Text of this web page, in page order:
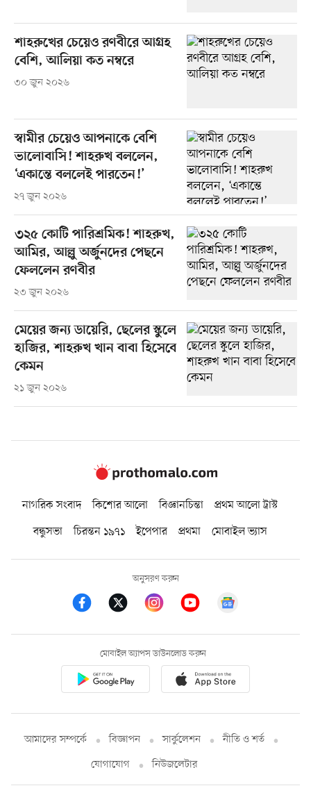
শাহরুখের চেয়েও রণবীরে আগ্রহ
বেশি, আলিয়া কত নম্বরে
৩০ জুন ২০২৬
স্বামীর চেয়েও আপনাকে বেশি
ভালোবাসি! শাহরুখ বললেন,
‘একান্তে বললেই পারতেন!’
২৭ জুন ২০২৬
৩২৫ কোটি পারিশ্রমিক! শাহরুখ,
আমির, আল্লু অর্জুনদের পেছনে
ফেললেন রণবীর
২৩ জুন ২০২৬
মেয়ের জন্য ডায়েরি, ছেলের স্কুলে
হাজির, শাহরুখ খান বাবা হিসেবে
কেমন
২১ জুন ২০২৬
নাগরিক সংবাদ কিশোর আলো বিজ্ঞানচিন্তা
প্রথম আলো ট্রাস্ট
বন্ধুসভা
চিরন্তন ১৯৭১ ইপেপার প্রথমা মোবাইল ভ্যাস
অনুসরণ করুন
মোবাইল অ্যাপস ডাউনলোড করুন
আমাদের সম্পর্কে বিজ্ঞাপন সার্কুলেশন
নীতি ও শর্ত
যোগাযোগ
নিউজলেটার